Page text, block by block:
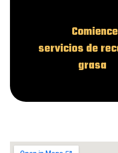
servicios de
grasa